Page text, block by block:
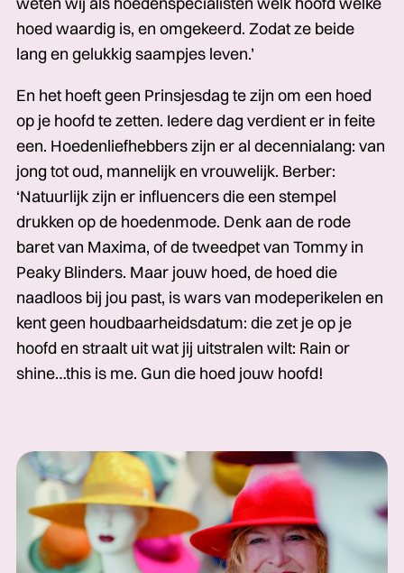
hoed waardig is, en omgekeerd. Zodat ze beide
lang en gelukkig saampjes leven.’
En het hoeft geen Prinsjesdag te zijn om een hoed
op je hoofd te zetten. Iedere dag verdient er in feite
een. Hoedenliefhebbers zijn er al decennialang: van
jong tot oud, mannelijk en vrouwelijk. Berber:
‘Natuurlijk zijn er influencers die een stempel
drukken op de hoedenmode. Denk aan de rode
baret van Maxima, of de tweedpet van Tommy in
Peaky Blinders. Maar jouw hoed, de hoed die
naadloos bij jou past, is wars van modeperikelen en
kent geen houdbaarheidsdatum: die zet je op je
hoofd en straalt uit wat jij uitstralen wilt: Rain or
shine…this is me. Gun die hoed jouw hoofd!